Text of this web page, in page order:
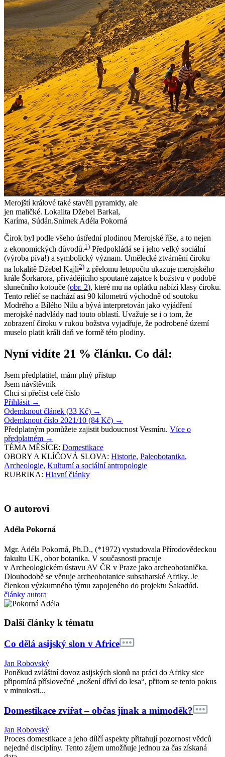
Merojští králové také stavěli pyramidy, ale
jen maličké. Lokalita Džebel Barkal,
Karíma, Súdán.Snímek Adéla Pokorná
Čirok byl podle všeho ústřední plodinou Merojské říše, a to nejen
z ekonomických důvodů.1) Předpokládá se i jeho velký sociální
(výroba piva!) a symbolický význam. Umělecké ztvárnění čiroku
na lokalitě Džebel Kajli2) z přelomu letopočtu ukazuje merojského
krále Šorkarora, přivádějícího spoutané zajatce k božstvu v podobě
slunečního kotouče (obr. 2), které mu na oplátku nabízí klasy čiroku.
Tento reliéf se nachází asi 90 kilometrů východně od soutoku
Modrého a Bílého Nilu a bývá interpretován jako vyjádření
merojské nadvlády nad touto oblastí. Uvažuje se i o tom, že
zobrazení čiroku v rukou božstva vyjadřuje, že podrobené území
muselo platit králi daň ve formě této plodiny.
Nyní vidíte 21 % článku. Co dál:
Jsem předplatitel, mám plný přístup
Jsem návštěvník
Chci si přečíst celé číslo
Přihlásit →
Odemknout článek (33 Kč) →
Odemknout číslo 2021/10 (84 Kč) →
Předplatným pomůžete zajistit budoucnost Vesmíru. Více o
předplatném →
TÉMA MĚSÍCE: Domestikace
OBORY A KLÍČOVÁ SLOVA: Historie, Paleobotanika,
Archeologie, Kulturní a sociální antropologie
RUBRIKA: Hlavní články
O autorovi
Adéla Pokorná
Mgr. Adéla Pokorná, Ph.D., (*1972) vystudovala Přírodovědeckou
fakultu UK, obor botanika. V současnosti pracuje
v Archeologickém ústavu AV ČR v Praze jako archeobotanička.
Dlouhodobě se věnuje archeobotanice subsaharské Afriky. Je
členkou výzkumného týmu zapojeného do projektu Šakadúd.
články autora
Další články k tématu
Co dělá asijský slon v Africe
Jan Robovský
Poněkud zvláštní dovoz asijských slonů na práci do Afriky sice
připomíná příslovečné „nošení dříví do lesa“, přitom se tento pokus
v minulosti...
Domestikace zvířat – občas jinak a mimoděk?
Jan Robovský
Proces domestikace a jeho dílčí aspekty přitahují pozornost vědců
nejedné disciplíny. Tento zájem umožňuje jednou za čas získaná